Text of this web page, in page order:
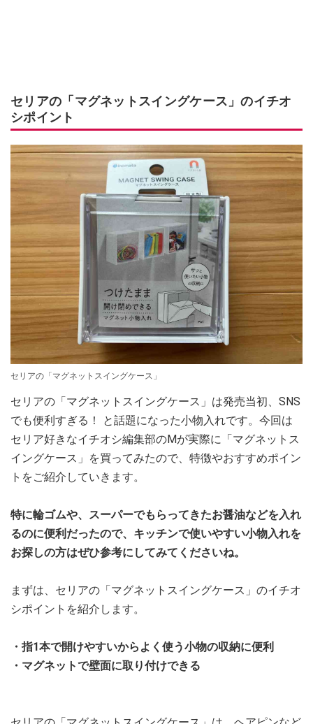
セリアの「マグネットスイングケース」のイチオ
シポイント
セリアの「マグネットスイングケース」
セリアの「マグネットスイングケース」は発売当初、SNS
でも便利すぎる！ と話題になった小物入れです。今回は
セリア好きなイチオシ編集部のMが実際に「マグネットス
イングケース」を買ってみたので、特徴やおすすめポイン
トをご紹介していきます。
特に輪ゴムや、スーパーでもらってきたお醤油などを入れ
るのに便利だったので、キッチンで使いやすい小物入れを
お探しの方はぜひ参考にしてみてくださいね。
まずは、セリアの「マグネットスイングケース」のイチオ
シポイントを紹介します。
・指1本で開けやすいからよく使う小物の収納に便利
・マグネットで壁面に取り付けできる